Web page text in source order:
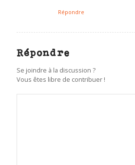
Répondre
Répondre
Se joindre à la discussion ?
Vous êtes libre de contribuer !